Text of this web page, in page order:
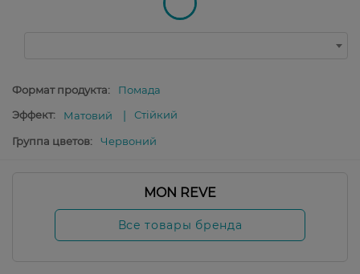
Формат продукта:
Помада
Эффект:
Матовий Стійкий
Группа цветов: Червоний
MON REVE
Все товары бренда